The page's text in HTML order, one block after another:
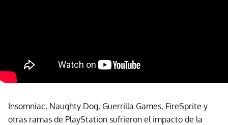
Insomniac, Naughty Dog, Guerrilla Games, FireSprite y
otras ramas de PlayStation sufrieron el impacto de la